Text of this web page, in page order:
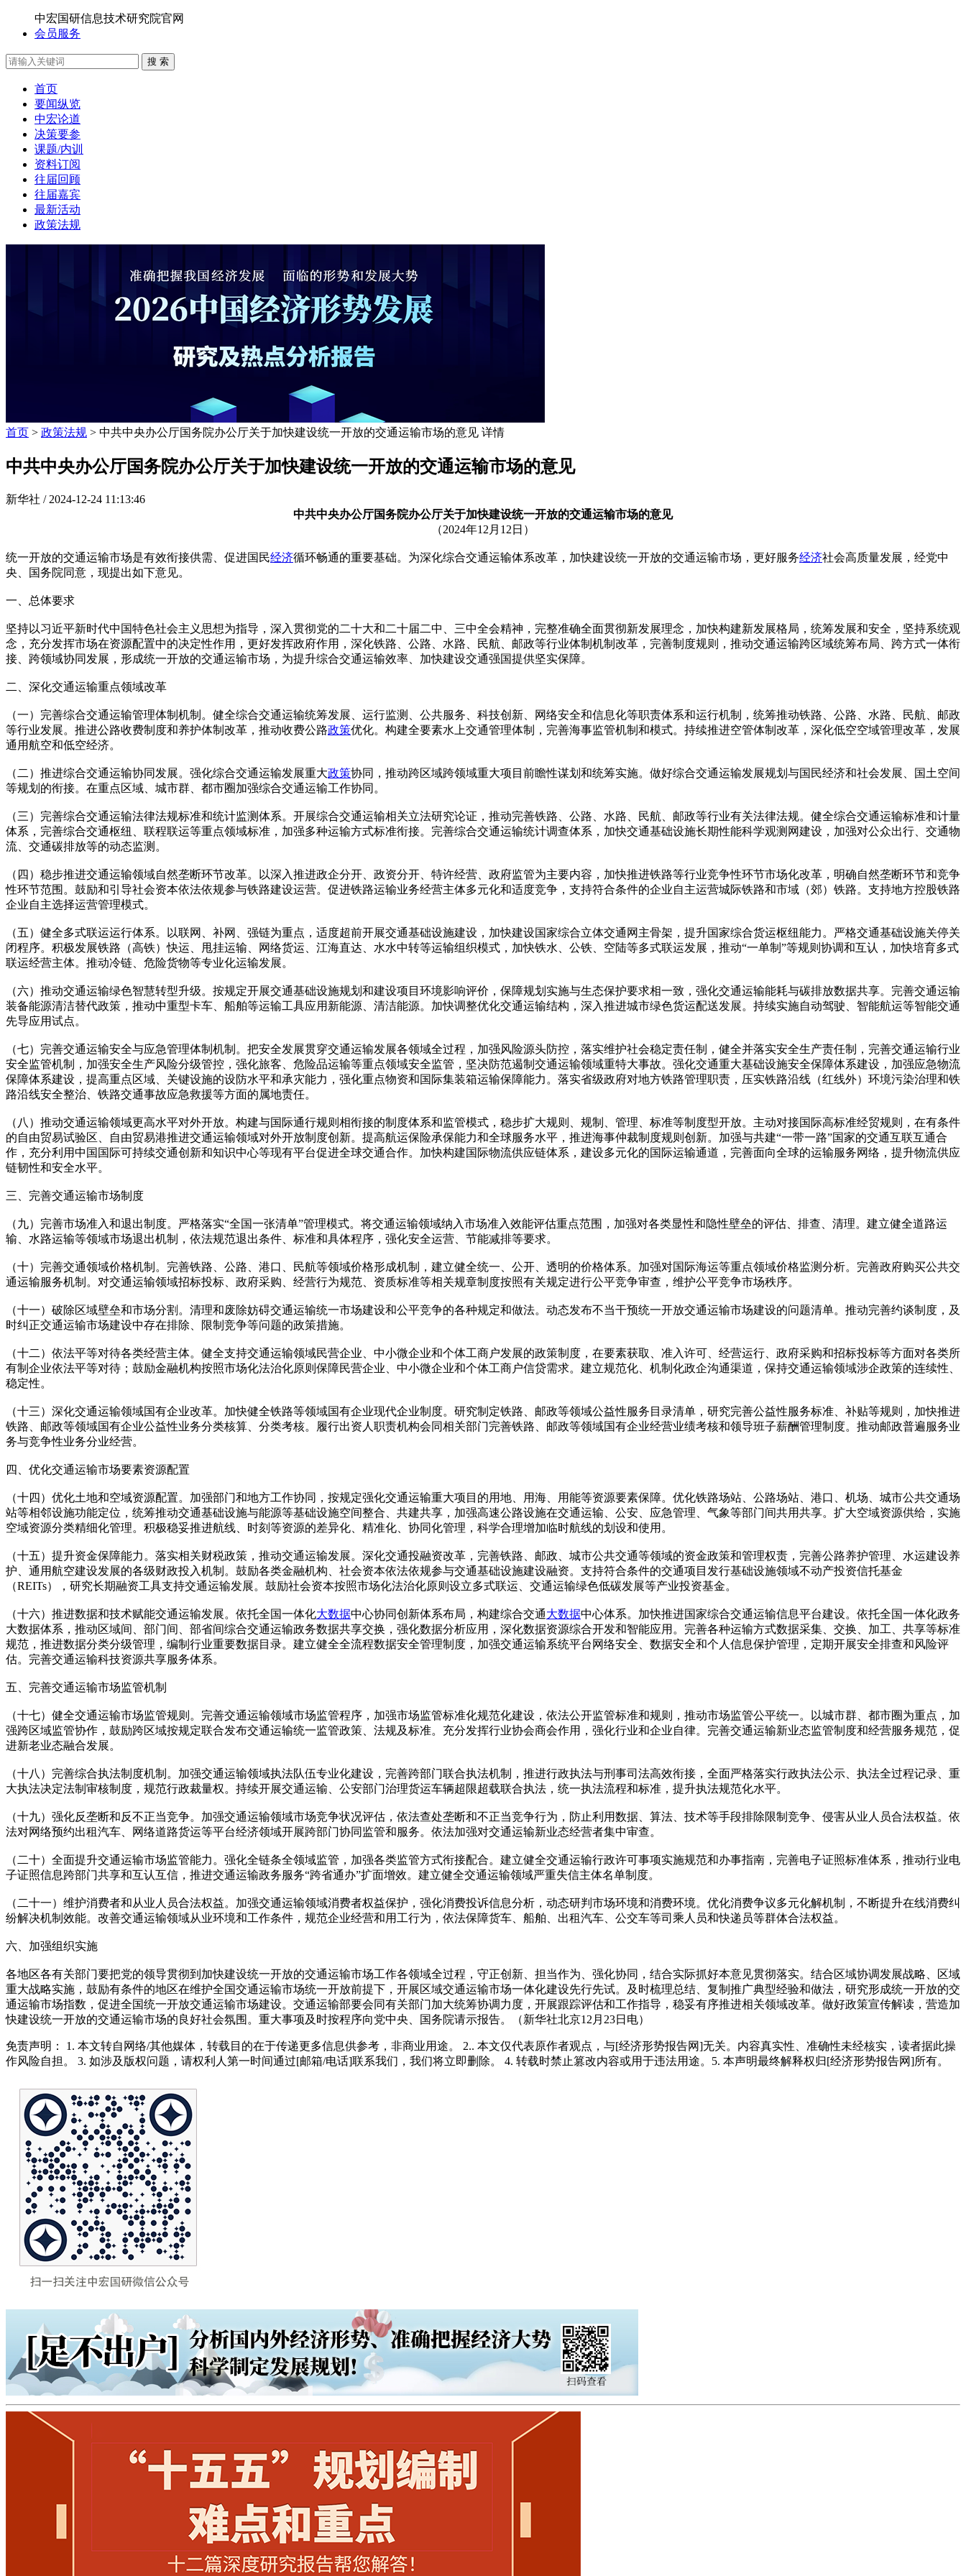
中宏国研信息技术研究院官网
会员服务
搜 索
首页
要闻纵览
中宏论道
决策要参
课题/内训
资料订阅
往届回顾
往届嘉宾
最新活动
政策法规
首页 > 政策法规 > 中共中央办公厅国务院办公厅关于加快建设统一开放的交通运输市场的意见 详情
中共中央办公厅国务院办公厅关于加快建设统一开放的交通运输市场的意见
新华社 / 2024-12-24 11:13:46
中共中央办公厅国务院办公厅关于加快建设统一开放的交通运输市场的意见
（2024年12月12日）
统一开放的交通运输市场是有效衔接供需、促进国民经济循环畅通的重要基础。为深化综合交通运输体系改革，加快建设统一开放的交通运输市场，更好服务经济社会高质量发展，经党中
央、国务院同意，现提出如下意见。
一、总体要求
坚持以习近平新时代中国特色社会主义思想为指导，深入贯彻党的二十大和二十届二中、三中全会精神，完整准确全面贯彻新发展理念，加快构建新发展格局，统筹发展和安全，坚持系统观
念，充分发挥市场在资源配置中的决定性作用，更好发挥政府作用，深化铁路、公路、水路、民航、邮政等行业体制机制改革，完善制度规则，推动交通运输跨区域统筹布局、跨方式一体衔
接、跨领域协同发展，形成统一开放的交通运输市场，为提升综合交通运输效率、加快建设交通强国提供坚实保障。
二、深化交通运输重点领域改革
（一）完善综合交通运输管理体制机制。健全综合交通运输统筹发展、运行监测、公共服务、科技创新、网络安全和信息化等职责体系和运行机制，统筹推动铁路、公路、水路、民航、邮政
等行业发展。推进公路收费制度和养护体制改革，推动收费公路政策优化。构建全要素水上交通管理体制，完善海事监管机制和模式。持续推进空管体制改革，深化低空空域管理改革，发展
通用航空和低空经济。
（二）推进综合交通运输协同发展。强化综合交通运输发展重大政策协同，推动跨区域跨领域重大项目前瞻性谋划和统筹实施。做好综合交通运输发展规划与国民经济和社会发展、国土空间
等规划的衔接。在重点区域、城市群、都市圈加强综合交通运输工作协同。
（三）完善综合交通运输法律法规标准和统计监测体系。开展综合交通运输相关立法研究论证，推动完善铁路、公路、水路、民航、邮政等行业有关法律法规。健全综合交通运输标准和计量
体系，完善综合交通枢纽、联程联运等重点领域标准，加强多种运输方式标准衔接。完善综合交通运输统计调查体系，加快交通基础设施长期性能科学观测网建设，加强对公众出行、交通物
流、交通碳排放等的动态监测。
（四）稳步推进交通运输领域自然垄断环节改革。以深入推进政企分开、政资分开、特许经营、政府监管为主要内容，加快推进铁路等行业竞争性环节市场化改革，明确自然垄断环节和竞争
性环节范围。鼓励和引导社会资本依法依规参与铁路建设运营。促进铁路运输业务经营主体多元化和适度竞争，支持符合条件的企业自主运营城际铁路和市域（郊）铁路。支持地方控股铁路
企业自主选择运营管理模式。
（五）健全多式联运运行体系。以联网、补网、强链为重点，适度超前开展交通基础设施建设，加快建设国家综合立体交通网主骨架，提升国家综合货运枢纽能力。严格交通基础设施关停关
闭程序。积极发展铁路（高铁）快运、甩挂运输、网络货运、江海直达、水水中转等运输组织模式，加快铁水、公铁、空陆等多式联运发展，推动“一单制”等规则协调和互认，加快培育多式
联运经营主体。推动冷链、危险货物等专业化运输发展。
（六）推动交通运输绿色智慧转型升级。按规定开展交通基础设施规划和建设项目环境影响评价，保障规划实施与生态保护要求相一致，强化交通运输能耗与碳排放数据共享。完善交通运输
装备能源清洁替代政策，推动中重型卡车、船舶等运输工具应用新能源、清洁能源。加快调整优化交通运输结构，深入推进城市绿色货运配送发展。持续实施自动驾驶、智能航运等智能交通
先导应用试点。
（七）完善交通运输安全与应急管理体制机制。把安全发展贯穿交通运输发展各领域全过程，加强风险源头防控，落实维护社会稳定责任制，健全并落实安全生产责任制，完善交通运输行业
安全监管机制，加强安全生产风险分级管控，强化旅客、危险品运输等重点领域安全监管，坚决防范遏制交通运输领域重特大事故。强化交通重大基础设施安全保障体系建设，加强应急物流
保障体系建设，提高重点区域、关键设施的设防水平和承灾能力，强化重点物资和国际集装箱运输保障能力。落实省级政府对地方铁路管理职责，压实铁路沿线（红线外）环境污染治理和铁
路沿线安全整治、铁路交通事故应急救援等方面的属地责任。
（八）推动交通运输领域更高水平对外开放。构建与国际通行规则相衔接的制度体系和监管模式，稳步扩大规则、规制、管理、标准等制度型开放。主动对接国际高标准经贸规则，在有条件
的自由贸易试验区、自由贸易港推进交通运输领域对外开放制度创新。提高航运保险承保能力和全球服务水平，推进海事仲裁制度规则创新。加强与共建“一带一路”国家的交通互联互通合
作，充分利用中国国际可持续交通创新和知识中心等现有平台促进全球交通合作。加快构建国际物流供应链体系，建设多元化的国际运输通道，完善面向全球的运输服务网络，提升物流供应
链韧性和安全水平。
三、完善交通运输市场制度
（九）完善市场准入和退出制度。严格落实“全国一张清单”管理模式。将交通运输领域纳入市场准入效能评估重点范围，加强对各类显性和隐性壁垒的评估、排查、清理。建立健全道路运
输、水路运输等领域市场退出机制，依法规范退出条件、标准和具体程序，强化安全运营、节能减排等要求。
（十）完善交通领域价格机制。完善铁路、公路、港口、民航等领域价格形成机制，建立健全统一、公开、透明的价格体系。加强对国际海运等重点领域价格监测分析。完善政府购买公共交
通运输服务机制。对交通运输领域招标投标、政府采购、经营行为规范、资质标准等相关规章制度按照有关规定进行公平竞争审查，维护公平竞争市场秩序。
（十一）破除区域壁垒和市场分割。清理和废除妨碍交通运输统一市场建设和公平竞争的各种规定和做法。动态发布不当干预统一开放交通运输市场建设的问题清单。推动完善约谈制度，及
时纠正交通运输市场建设中存在排除、限制竞争等问题的政策措施。
（十二）依法平等对待各类经营主体。健全支持交通运输领域民营企业、中小微企业和个体工商户发展的政策制度，在要素获取、准入许可、经营运行、政府采购和招标投标等方面对各类所
有制企业依法平等对待；鼓励金融机构按照市场化法治化原则保障民营企业、中小微企业和个体工商户信贷需求。建立规范化、机制化政企沟通渠道，保持交通运输领域涉企政策的连续性、
稳定性。
（十三）深化交通运输领域国有企业改革。加快健全铁路等领域国有企业现代企业制度。研究制定铁路、邮政等领域公益性服务目录清单，研究完善公益性服务标准、补贴等规则，加快推进
铁路、邮政等领域国有企业公益性业务分类核算、分类考核。履行出资人职责机构会同相关部门完善铁路、邮政等领域国有企业经营业绩考核和领导班子薪酬管理制度。推动邮政普遍服务业
务与竞争性业务分业经营。
四、优化交通运输市场要素资源配置
（十四）优化土地和空域资源配置。加强部门和地方工作协同，按规定强化交通运输重大项目的用地、用海、用能等资源要素保障。优化铁路场站、公路场站、港口、机场、城市公共交通场
站等相邻设施功能定位，统筹推动交通基础设施与能源等基础设施空间整合、共建共享，加强高速公路设施在交通运输、公安、应急管理、气象等部门间共用共享。扩大空域资源供给，实施
空域资源分类精细化管理。积极稳妥推进航线、时刻等资源的差异化、精准化、协同化管理，科学合理增加临时航线的划设和使用。
（十五）提升资金保障能力。落实相关财税政策，推动交通运输发展。深化交通投融资改革，完善铁路、邮政、城市公共交通等领域的资金政策和管理权责，完善公路养护管理、水运建设养
护、通用航空建设发展的各级财政投入机制。鼓励各类金融机构、社会资本依法依规参与交通基础设施建设融资。支持符合条件的交通项目发行基础设施领域不动产投资信托基金
（REITs），研究长期融资工具支持交通运输发展。鼓励社会资本按照市场化法治化原则设立多式联运、交通运输绿色低碳发展等产业投资基金。
（十六）推进数据和技术赋能交通运输发展。依托全国一体化大数据中心协同创新体系布局，构建综合交通大数据中心体系。加快推进国家综合交通运输信息平台建设。依托全国一体化政务
大数据体系，推动区域间、部门间、部省间综合交通运输政务数据共享交换，强化数据分析应用，深化数据资源综合开发和智能应用。完善各种运输方式数据采集、交换、加工、共享等标准
规范，推进数据分类分级管理，编制行业重要数据目录。建立健全全流程数据安全管理制度，加强交通运输系统平台网络安全、数据安全和个人信息保护管理，定期开展安全排查和风险评
估。完善交通运输科技资源共享服务体系。
五、完善交通运输市场监管机制
（十七）健全交通运输市场监管规则。完善交通运输领域市场监管程序，加强市场监管标准化规范化建设，依法公开监管标准和规则，推动市场监管公平统一。以城市群、都市圈为重点，加
强跨区域监管协作，鼓励跨区域按规定联合发布交通运输统一监管政策、法规及标准。充分发挥行业协会商会作用，强化行业和企业自律。完善交通运输新业态监管制度和经营服务规范，促
进新老业态融合发展。
（十八）完善综合执法制度机制。加强交通运输领域执法队伍专业化建设，完善跨部门联合执法机制，推进行政执法与刑事司法高效衔接，全面严格落实行政执法公示、执法全过程记录、重
大执法决定法制审核制度，规范行政裁量权。持续开展交通运输、公安部门治理货运车辆超限超载联合执法，统一执法流程和标准，提升执法规范化水平。
（十九）强化反垄断和反不正当竞争。加强交通运输领域市场竞争状况评估，依法查处垄断和不正当竞争行为，防止利用数据、算法、技术等手段排除限制竞争、侵害从业人员合法权益。依
法对网络预约出租汽车、网络道路货运等平台经济领域开展跨部门协同监管和服务。依法加强对交通运输新业态经营者集中审查。
（二十）全面提升交通运输市场监管能力。强化全链条全领域监管，加强各类监管方式衔接配合。建立健全交通运输行政许可事项实施规范和办事指南，完善电子证照标准体系，推动行业电
子证照信息跨部门共享和互认互信，推进交通运输政务服务“跨省通办”扩面增效。建立健全交通运输领域严重失信主体名单制度。
（二十一）维护消费者和从业人员合法权益。加强交通运输领域消费者权益保护，强化消费投诉信息分析，动态研判市场环境和消费环境。优化消费争议多元化解机制，不断提升在线消费纠
纷解决机制效能。改善交通运输领域从业环境和工作条件，规范企业经营和用工行为，依法保障货车、船舶、出租汽车、公交车等司乘人员和快递员等群体合法权益。
六、加强组织实施
各地区各有关部门要把党的领导贯彻到加快建设统一开放的交通运输市场工作各领域全过程，守正创新、担当作为、强化协同，结合实际抓好本意见贯彻落实。结合区域协调发展战略、区域
重大战略实施，鼓励有条件的地区在维护全国交通运输市场统一开放前提下，开展区域交通运输市场一体化建设先行先试。及时梳理总结、复制推广典型经验和做法，研究形成统一开放的交
通运输市场指数，促进全国统一开放交通运输市场建设。交通运输部要会同有关部门加大统筹协调力度，开展跟踪评估和工作指导，稳妥有序推进相关领域改革。做好政策宣传解读，营造加
快建设统一开放的交通运输市场的良好社会氛围。重大事项及时按程序向党中央、国务院请示报告。（新华社北京12月23日电）
免责声明： 1. 本文转自网络/其他媒体，转载目的在于传递更多信息供参考，非商业用途。 2.. 本文仅代表原作者观点，与[经济形势报告网]无关。内容真实性、准确性未经核实，读者据此操
作风险自担。 3. 如涉及版权问题，请权利人第一时间通过[邮箱/电话]联系我们，我们将立即删除。 4. 转载时禁止篡改内容或用于违法用途。5. 本声明最终解释权归[经济形势报告网]所有。